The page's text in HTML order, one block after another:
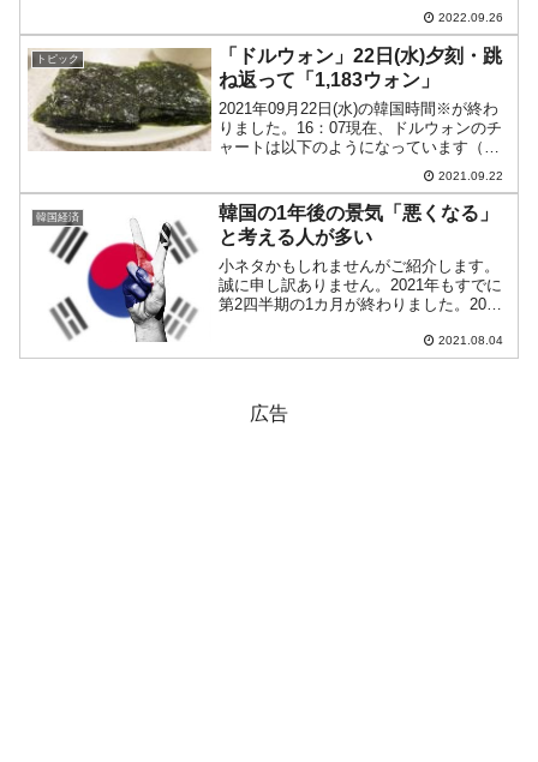
『Investing.com』より引用）。完全に支
持線が割れて決着しました。KOSPIは...
2022.09.26
トピック
「ドルウォン」22日(水)夕刻・跳
ね返って「1,183ウォン」
2021年09月22日(水)の韓国時間※が終わ
りました。16：07現在、ドルウォンのチ
ャートは以下のようになっています（チ
ャートは『Investing.com』より引用）。
一時「1ドル＝1,181ウォン」までウォン
高方向に進行しましたが、跳...
2021.09.22
韓国経済
韓国の1年後の景気「悪くなる」
と考える人が多い
小ネタかもしれませんがご紹介します。
誠に申し訳ありません。2021年もすでに
第2四半期の1カ月が終わりました。2021
ろ2022年に向けての見通しも出さなけれ
ばなりません。というわけで調査会社
2021.08.04
広告